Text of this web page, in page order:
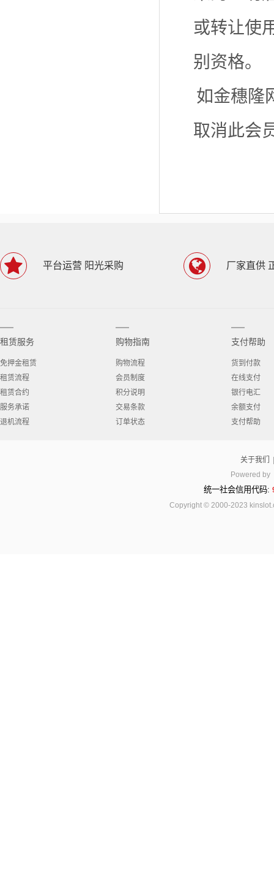
或转让使
别资格。
如金穗隆
取消此会
平台运营 阳光采购 厂家直供
租赁服务
免押金租赁
租赁流程
租赁合约
服务承诺
退机流程
购物指南
购物流程
会员制度
积分说明
交易条款
订单状态
支付帮助
货到付款
在线支付
银行电汇
余额支付
支付帮助
关于我们
Powered by
统一社会信用代码:
Copyright © 2000-2023